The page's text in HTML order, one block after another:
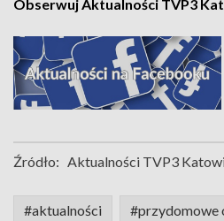
Obserwuj Aktualności TVP3
Źródło: Aktualności TVP3
#aktualności #przydomowe